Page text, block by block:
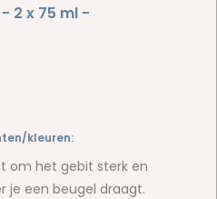
2 x 75 ml -
kleuren:
om het gebit sterk en
je een beugel draagt.